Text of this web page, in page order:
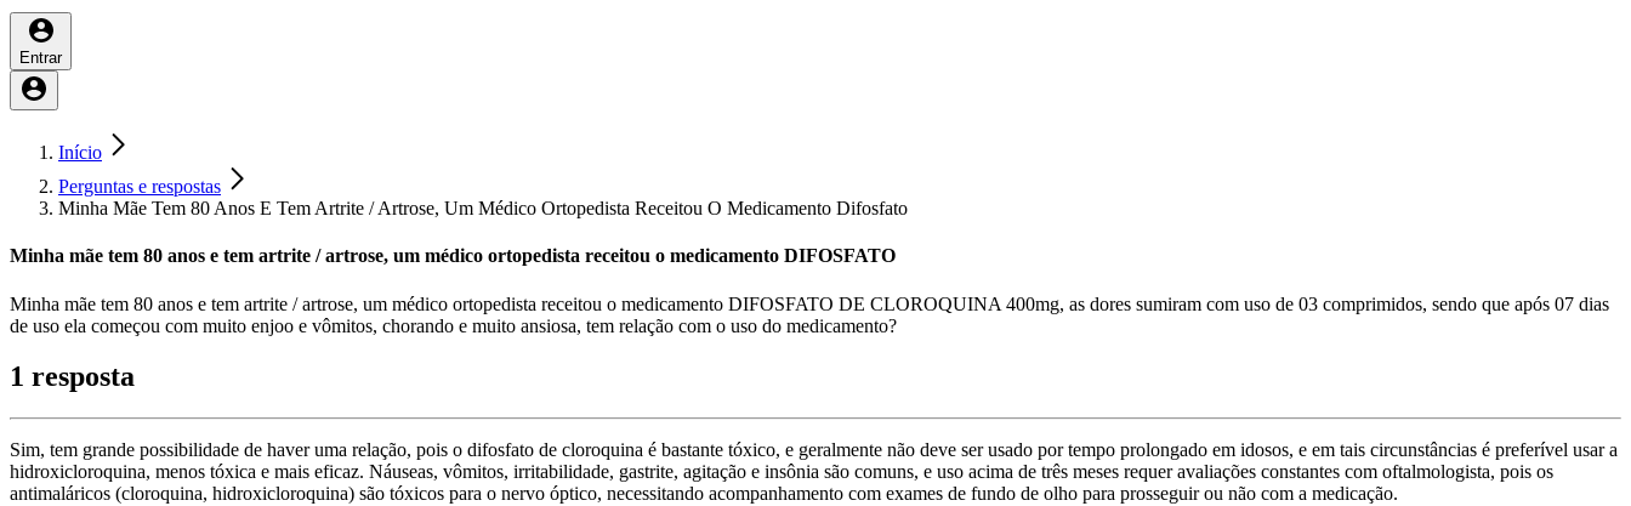
Entrar
Início
Perguntas e respostas
Minha Mãe Tem 80 Anos E Tem Artrite / Artrose, Um Médico Ortopedista Receitou O Medicamento Difosfato
Minha mãe tem 80 anos e tem artrite / artrose, um médico ortopedista receitou o medicamento DIFOSFATO
Minha mãe tem 80 anos e tem artrite / artrose, um médico ortopedista receitou o medicamento DIFOSFATO DE CLOROQUINA 400mg, as dores sumiram com uso de 03 comprimidos, sendo que após 07 dias
de uso ela começou com muito enjoo e vômitos, chorando e muito ansiosa, tem relação com o uso do medicamento?
1 resposta
Sim, tem grande possibilidade de haver uma relação, pois o difosfato de cloroquina é bastante tóxico, e geralmente não deve ser usado por tempo prolongado em idosos, e em tais circunstâncias é preferível usar a
hidroxicloroquina, menos tóxica e mais eficaz. Náuseas, vômitos, irritabilidade, gastrite, agitação e insônia são comuns, e uso acima de três meses requer avaliações constantes com oftalmologista, pois os
antimaláricos (cloroquina, hidroxicloroquina) são tóxicos para o nervo óptico, necessitando acompanhamento com exames de fundo de olho para prosseguir ou não com a medicação.